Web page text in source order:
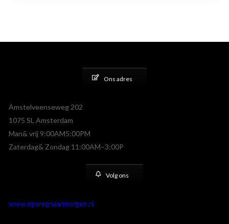
Ons adres
Amstelveenseweg 202
1075 SL Amsterdam
Man& vrij 9:00AM5:00PM
Zaterdag& Zondag 11:00AM–3:00P
Volg ons
www.opwegnaarmorgen.nl